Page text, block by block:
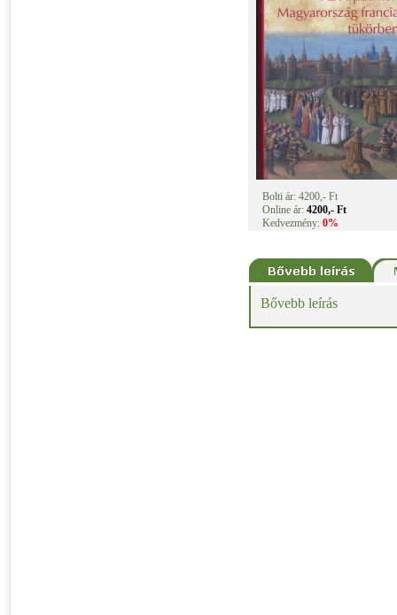
Bolti ár: 4200,- Ft
Online ár: 4200,- Ft
Kedvezmény: 0%
Bővebb leírás